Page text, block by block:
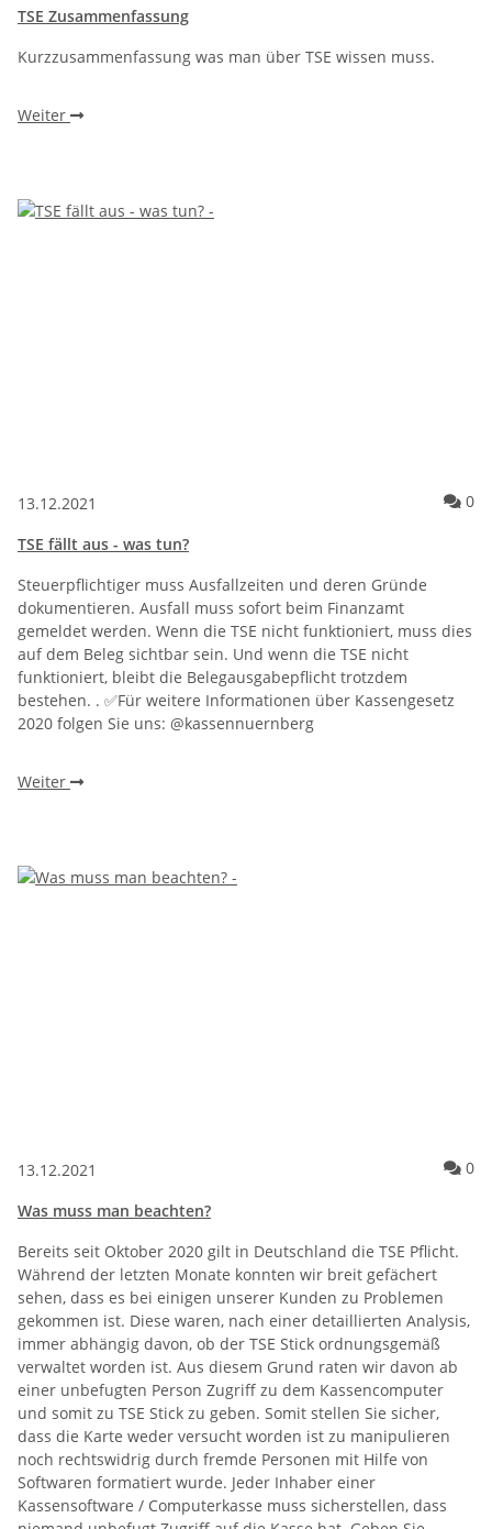
TSE Zusammenfassung
Kurzzusammenfassung was man über TSE wissen muss.
Weiter
13.12.2021 0
TSE fällt aus - was tun?
Steuerpflichtiger muss Ausfallzeiten und deren Gründe
dokumentieren. Ausfall muss sofort beim Finanzamt
gemeldet werden. Wenn die TSE nicht funktioniert, muss dies
auf dem Beleg sichtbar sein. Und wenn die TSE nicht
funktioniert, bleibt die Belegausgabepflicht trotzdem
bestehen. . ✅Für weitere Informationen über Kassengesetz
2020 folgen Sie uns: @kassennuernberg
Weiter
13.12.2021 0
Was muss man beachten?
Bereits seit Oktober 2020 gilt in Deutschland die TSE Pflicht.
Während der letzten Monate konnten wir breit gefächert
sehen, dass es bei einigen unserer Kunden zu Problemen
gekommen ist. Diese waren, nach einer detaillierten Analysis,
immer abhängig davon, ob der TSE Stick ordnungsgemäß
verwaltet worden ist. Aus diesem Grund raten wir davon ab
einer unbefugten Person Zugriff zu dem Kassencomputer
und somit zu TSE Stick zu geben. Somit stellen Sie sicher,
dass die Karte weder versucht worden ist zu manipulieren
noch rechtswidrig durch fremde Personen mit Hilfe von
Softwaren formatiert wurde. Jeder Inhaber einer
Kassensoftware / Computerkasse muss sicherstellen, dass